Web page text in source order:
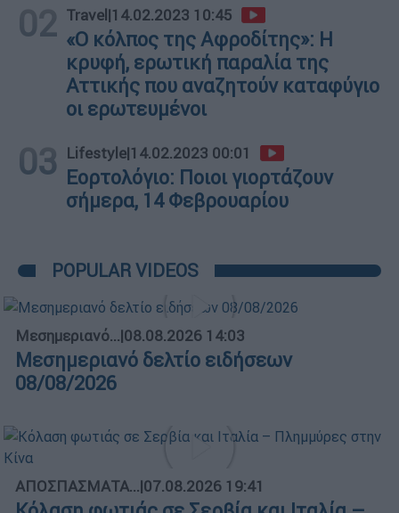
02 Travel |14.02.2023 10:45
«Ο κόλπος της Αφροδίτης»: Η
κρυφή, ερωτική παραλία της
Αττικής που αναζητούν καταφύγιο
οι ερωτευμένοι
03 Lifestyle|14.02.2023 00:01
Εορτολόγιο: Ποιοι γιορτάζουν
σήμερα, 14 Φεβρουαρίου
POPULAR VIDEOS
Μεσημεριανό...|08.08.2026 14:03
Μεσημεριανό δελτίο ειδήσεων
08/08/2026
ΑΠΟΣΠΑΣΜΑΤΑ...|07.08.2026 19:41